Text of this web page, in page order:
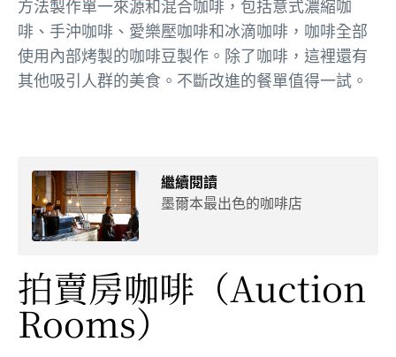
方法製作單一來源和混合咖啡，包括意式濃縮咖
啡、手沖咖啡、愛樂壓咖啡和冰滴咖啡，咖啡全部
使用內部烤製的咖啡豆製作。除了咖啡，這裡還有
其他吸引人群的美食。不斷改進的餐單值得一試。
繼續閱讀
墨爾本最出色的咖啡店
拍賣房咖啡 （Auction
Rooms）